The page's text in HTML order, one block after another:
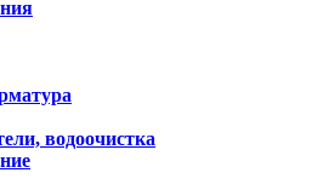
водоочистка